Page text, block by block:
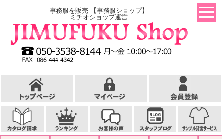
事務服を販売 【事務服ショップ】
ミチオショップ運営